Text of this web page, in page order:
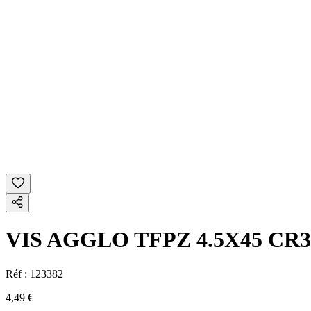
VIS AGGLO TFPZ 4.5X45
Réf : 123382
4,49 €